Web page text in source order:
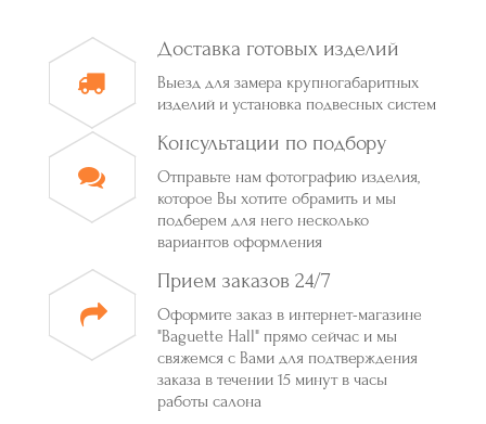
Доставка готовых изделий
Выезд для замера крупногабаритных
изделий и установка подвесных систем
Консультации по подбору
Отправьте нам фотографию изделия,
которое Вы хотите обрамить и мы
подберем для него несколько
вариантов оформления
Прием заказов 24/7
Оформите заказ в интернет-магазине
"Baguette Hall" прямо сейчас и мы
свяжемся с Вами для подтверждения
заказа в течении 15 минут в часы
работы салона